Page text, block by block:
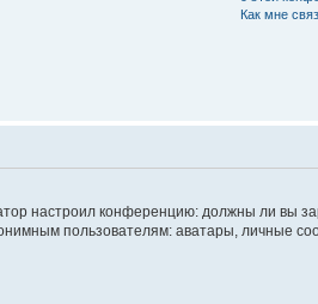
Как мне
настроил конференцию: должны ли вы
пользователям: аватары, личные